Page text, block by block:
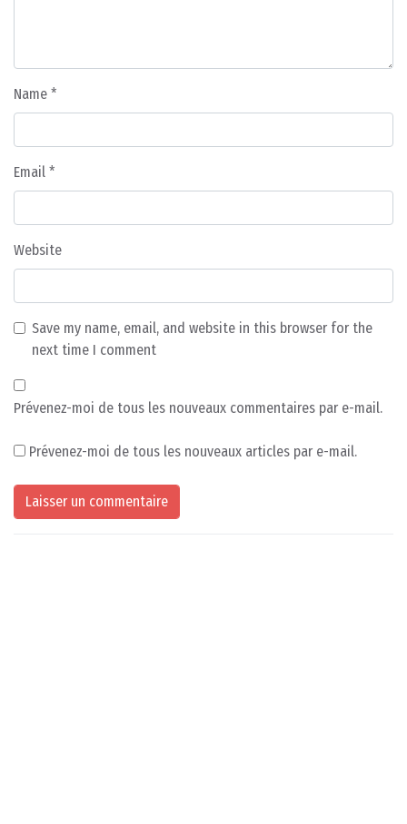
Name *
Email *
Website
Save my name, email, and website in this browser for the
next time I comment
Prévenez-moi de tous les nouveaux commentaires par e-mail.
Prévenez-moi de tous les nouveaux articles par e-mail.